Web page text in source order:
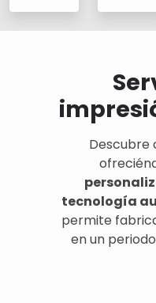
Descubre
tecnología
permite
en un